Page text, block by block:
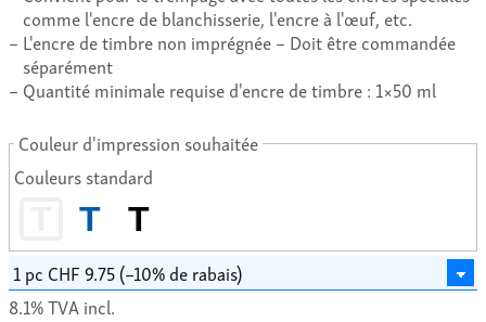
comme l'encre de blanchisserie, l'encre à l'œuf, etc.
L'encre de timbre non imprégnée – Doit être commandée
séparément
Quantité minimale requise d'encre de timbre : 1×50 ml
Couleur d'impression souhaitée
Couleurs standard
T T
8.1% TVA incl.